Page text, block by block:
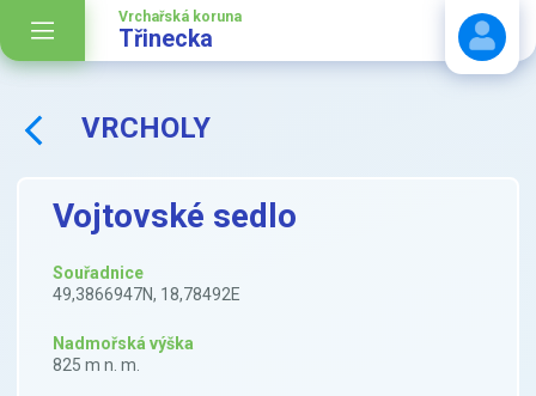
Vrchařská koruna
Třinecka
VRCHOLY
Vojtovské sedlo
Souřadnice
49,3866947N, 18,78492E
Nadmořská výška
825 m n. m.